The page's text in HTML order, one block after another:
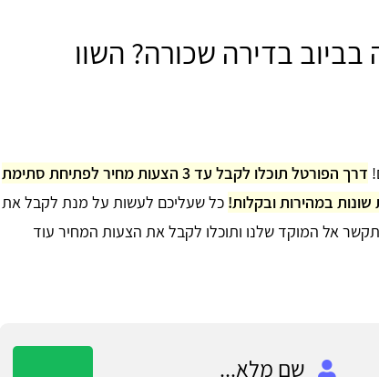
בדירה שכורה? השוו
דרך הפורטל תוכלו לקבל עד 3 הצעות מחיר לפתיחת סתימת
במהירות ובקלות! כל שעליכם לעשות על מנת לקבל את
אל המוקד שלנו ותוכלו לקבל את הצעות המחיר עוד